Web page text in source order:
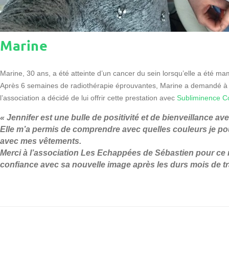
Marine
Marine, 30 ans, a été atteinte d’un cancer du sein lorsqu’elle a été
Après 6 semaines de radiothérapie éprouvantes, Marine a demandé
l’association a décidé de lui offrir cette prestation avec Subliminence
« Jennifer est une bulle de positivité et de bienveillance
Elle m’a permis de comprendre avec quelles couleurs je
avec mes vêtements.
Merci à l’association Les Echappées de Sébastien pour
confiance avec sa nouvelle image après les durs mois de